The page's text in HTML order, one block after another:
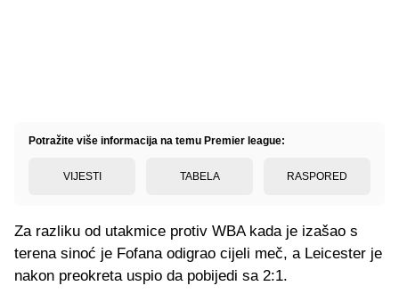
Potražite više informacija na temu Premier league:
VIJESTI TABELA RASPORED
Za razliku od utakmice protiv WBA kada je izašao s
terena sinoć je Fofana odigrao cijeli meč, a Leicester je
nakon preokreta uspio da pobijedi sa 2:1.